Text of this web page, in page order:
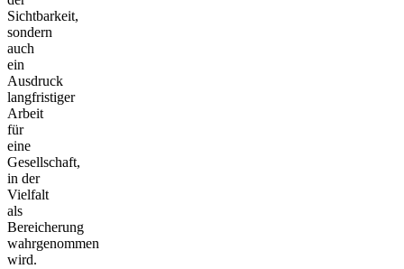
Sichtbarkeit,
sondern
auch
ein
Ausdruck
langfristiger
Arbeit
für
eine
Gesellschaft,
in der
Vielfalt
als
Bereicherung
wahrgenommen
wird.